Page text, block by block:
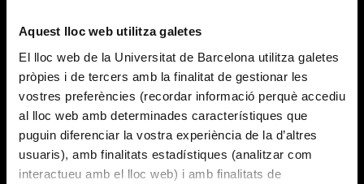
Aquest lloc web utilitza galetes
El lloc web de la Universitat de Barcelona utilitza galetes
pròpies i de tercers amb la finalitat de gestionar les
vostres preferències (recordar informació perquè accediu
al lloc web amb determinades característiques que
puguin diferenciar la vostra experiència de la d’altres
usuaris), amb finalitats estadístiques (analitzar com
interactueu amb el lloc web) i amb finalitats de